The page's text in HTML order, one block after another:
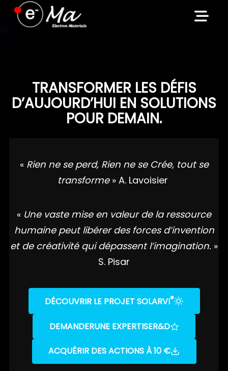
Skip
TRANSFORMER LES DÉFIS
D’AUJOURD’HUI EN SOLUTIONS
POUR DEMAIN.
« Rien ne se perd, Rien ne se Crée, tout se
transforme » A. Lavoisier
« Une vaste mise en valeur de la ressource
humaine peut libérer des forces d’invention
et de créativité qui dépassent l’imagination. »
S. Pisar
DÉCOUVRIR LE PROJET SOLARVI®
DEMANDERUNE EXPERTISER&D
ACQUÉRIR DES ACTIONS À 10 €